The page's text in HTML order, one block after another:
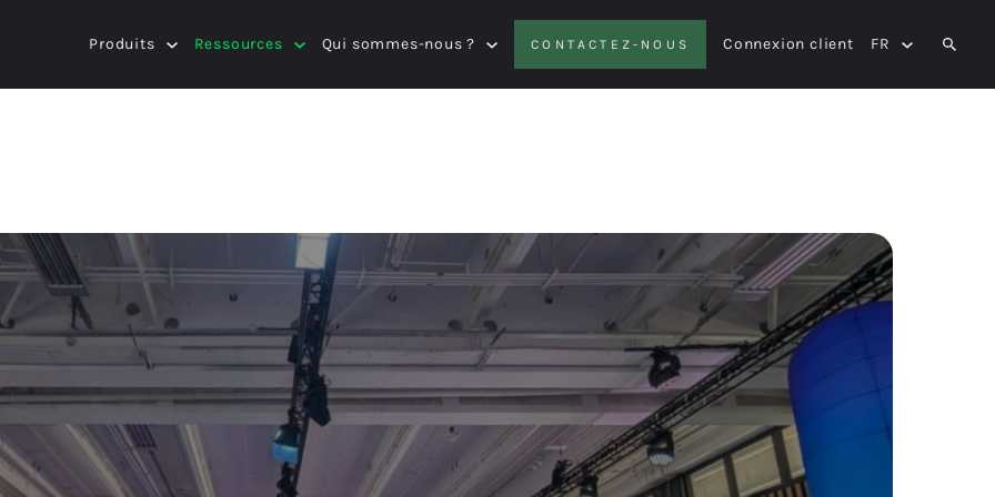
Produits Ressources Qui sommes-nous ? CONTACTEZ-NOUS Connexion client FR